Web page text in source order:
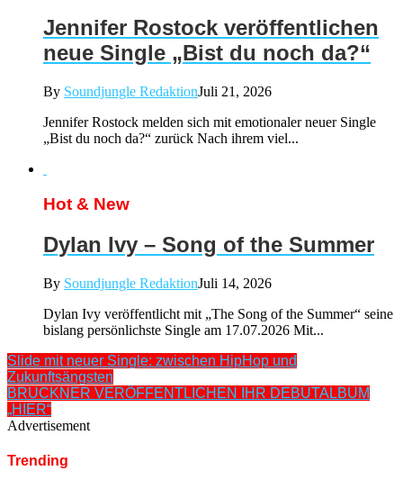
Jennifer Rostock veröffentlichen
neue Single „Bist du noch da?“
By Soundjungle RedaktionJuli 21, 2026
Jennifer Rostock melden sich mit emotionaler neuer Single
„Bist du noch da?“ zurück Nach ihrem viel...
Hot & New
Dylan Ivy – Song of the Summer
By Soundjungle RedaktionJuli 14, 2026
Dylan Ivy veröffentlicht mit „The Song of the Summer“ seine
bislang persönlichste Single am 17.07.2026 Mit...
Slide mit neuer Single: zwischen HipHop und
Zukunftsängsten
BRUCKNER VERÖFFENTLICHEN IHR DEBÜTALBUM
„HIER“
Advertisement
Trending